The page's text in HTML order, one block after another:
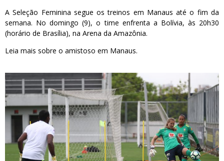
A Seleção Feminina segue os treinos em Manaus até o fim da
semana. No domingo (9), o time enfrenta a Bolívia, às 20h30
(horário de Brasília), na Arena da Amazônia.
Leia mais sobre o amistoso em Manaus.